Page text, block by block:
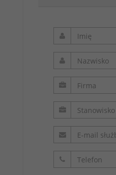
Raportyplacowe.pl
Practices